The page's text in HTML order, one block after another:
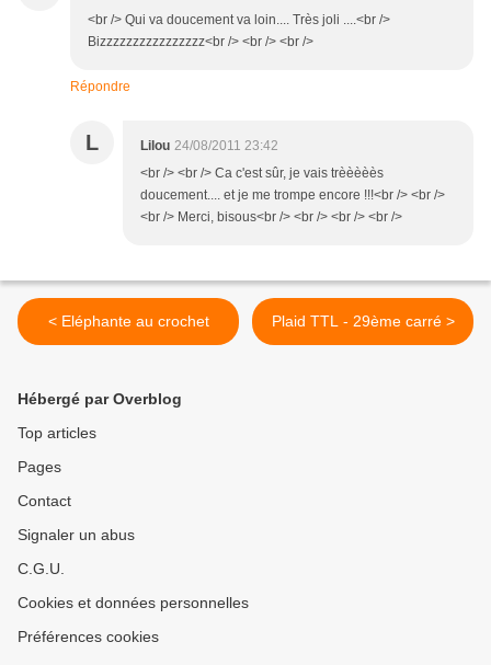
<br /> Qui va doucement va loin.... Très joli ....<br />
Bizzzzzzzzzzzzzzzz<br /> <br /> <br />
Répondre
L Lilou 24/08/2011 23:42
<br /> <br /> Ca c'est sûr, je vais trèèèèès
doucement.... et je me trompe encore !!!<br /> <br />
<br /> Merci, bisous<br /> <br /> <br /> <br />
< Eléphante au crochet Plaid TTL - 29ème carré >
Hébergé par Overblog
Top articles
Pages
Contact
Signaler un abus
C.G.U.
Cookies et données personnelles
Préférences cookies